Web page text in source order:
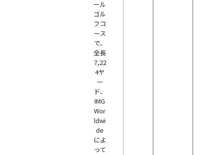
ール
ゴル
フコ
ース
で、
全長
7,22
4ヤ
ー
ド、
IMG
Wor
ldwi
de
によ
って